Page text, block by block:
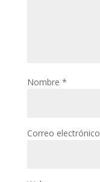
Nombre *
Correo electrónico